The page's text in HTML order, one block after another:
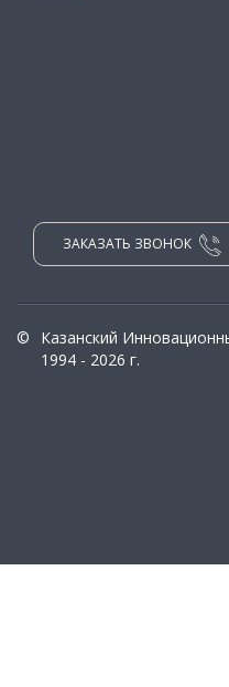
ЗАКАЗАТЬ ЗВОНОК
©
Казанский
1994 - 2026 г.